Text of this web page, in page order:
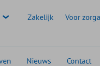
Zakelijk Voor
Nieuws Contact